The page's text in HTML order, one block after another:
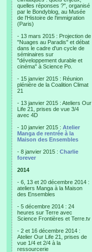
quelles réponses ?", organisé
par le Bondyblog, au Musée
de l'Histoire de l'immigration
(Paris)
- 13 mars 2015 : Projection de
"Nuages au Paradis" et débat
dans le cadre d'un cycle de
séminaires sur
"développement durable et
cinéma" à Science Po.
- 15 janvier 2015 : Réunion
plénière de la Coalition Climat
21
- 13 janvier 2015 : Ateliers Our
Life 21, prises de vue 3/4
avec 4D
- 10 janvier 2015 : Atelier
Manga de rentrée à la
Maison des Ensembles
- 8 janvier 2015 : Charlie
forever
2014
- 6, 13 et 20 décembre 2014 :
ateliers Manga à la Maison
des Ensembles
- 5 décembre 2014 : 24
heures sur Terre avec
Science Frontières et Terre.tv
- 2 et 16 décembre 2014 :
Atelier Our Life 21, prises de
vue 1/4 et 2/4 à la
ressourcerie